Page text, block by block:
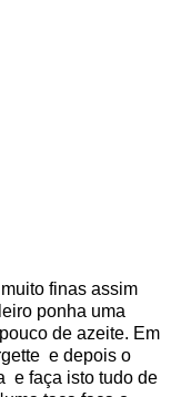
finas assim
ponha uma
de azeite. Em
e depois o
e faça isto tudo de